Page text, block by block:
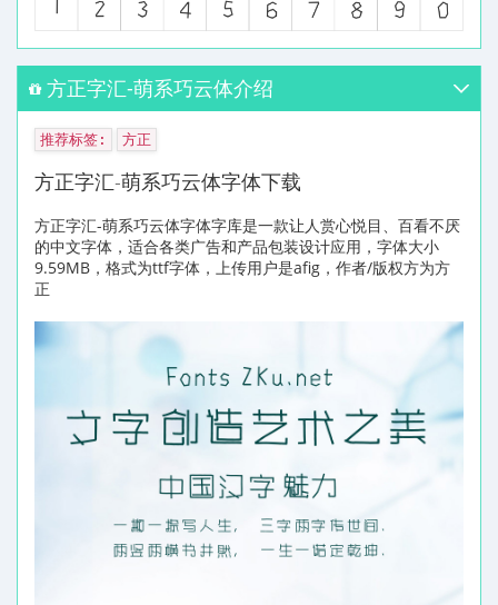
方正字汇-萌系巧云体介绍
推荐标签: 方正
方正字汇-萌系巧云体字体下载
方正字汇-萌系巧云体字体字库是一款让人赏心悦目、百看不厌
的中文字体，适合各类广告和产品包装设计应用，字体大小
9.59MB，格式为ttf字体，上传用户是afig，作者/版权方为方
正